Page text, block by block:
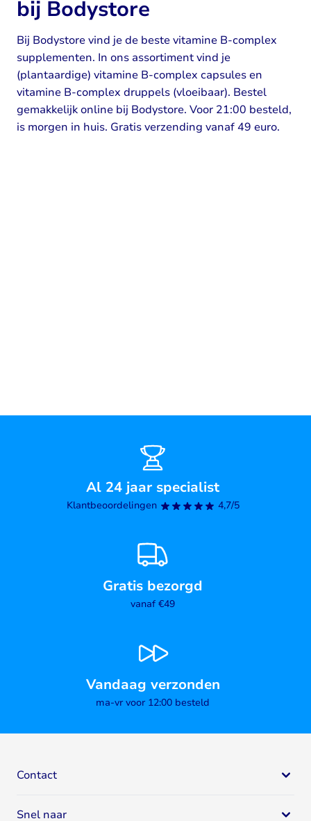
bij Bodystore
Bij Bodystore vind je de beste vitamine B-complex
supplementen. In ons assortiment vind je
(plantaardige) vitamine B-complex capsules en
vitamine B-complex druppels (vloeibaar). Bestel
gemakkelijk online bij Bodystore. Voor 21:00 besteld,
is morgen in huis. Gratis verzending vanaf 49 euro.
Al 24 jaar specialist
Klantbeoordelingen 4,7/5
Gratis bezorgd
vanaf €49
Vandaag verzonden
ma-vr voor 12:00 besteld
Contact
Mail: klantenservice@bodystore.nl
Snel naar